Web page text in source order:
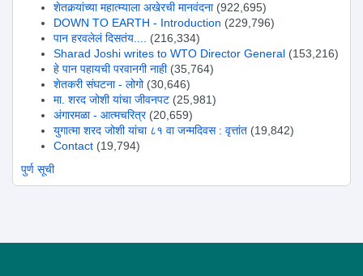
शेतकर्‍यांच्या महात्म्याला अखेरची मानवंदना (922,695)
DOWN TO EARTH - Introduction (229,796)
पान हरवलेलं दिसतंय.... (216,334)
Sharad Joshi writes to WTO Director General (153,216)
हे पान पहायची परवानगी नाही (35,764)
शेतकरी संघटना - लोगो (30,646)
मा. शरद जोशी यांचा जीवनपट (25,981)
अंगारमळा - आत्मचरित्र (20,659)
युगात्मा शरद जोशी यांचा ८१ वा जन्मदिवस : वृत्तांत (19,842)
Contact (19,794)
पुर्ण सूची